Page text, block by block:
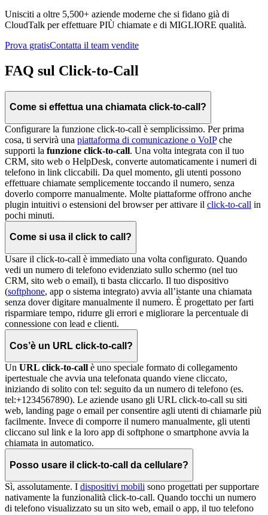
Unisciti a oltre 5,500+ aziende moderne che si fidano già di
CloudTalk per effettuare PIÙ chiamate e di MIGLIORE qualità.
Prova gratisContatta il team vendite
FAQ sul Click-to-Call
Come si effettua una chiamata click-to-call?
Configurare la funzione click-to-call è semplicissimo. Per prima
cosa, ti servirà una piattaforma di comunicazione o VoIPche
supporti la funzione click-to-call. Una volta integrata con il tuo
CRM, sito web o HelpDesk, converte automaticamente i numeri di
telefono in link cliccabili. Da quel momento, gli utenti possono
effettuare chiamate semplicemente toccando il numero, senza
doverlo comporre manualmente. Molte piattaforme offrono anche
plugin intuitivi o estensioni del browser per attivare il click-to-call in
pochi minuti.
Come si usa il click to call?
Usare il click-to-call è immediato una volta configurato. Quando
vedi un numero di telefono evidenziato sullo schermo (nel tuo
CRM, sito web o email), ti basta cliccarlo. Il tuo dispositivo
(softphone, app o sistema integrato) avvia all’istante una chiamata
senza dover digitare manualmente il numero. È progettato per farti
risparmiare tempo, ridurre gli errori e migliorare la percentuale di
connessione con lead e clienti.
Cos’è un URL click-to-call?
Un URL click-to-call è uno speciale formato di collegamento
ipertestuale che avvia una telefonata quando viene cliccato,
iniziando di solito con tel: seguito da un numero di telefono (es.
tel:+1234567890). Le aziende usano gli URL click-to-call su siti
web, landing page o email per consentire agli utenti di chiamarle più
facilmente. Invece di comporre il numero manualmente, gli utenti
cliccano sul link e la loro app di softphone o smartphone avvia la
chiamata in automatico.
Posso usare il click-to-call da cellulare?
Sì, assolutamente. I dispositivi mobili sono progettati per supportare
nativamente la funzionalità click-to-call. Quando tocchi un numero
di telefono visualizzato su un sito web, email o app, il tuo telefono